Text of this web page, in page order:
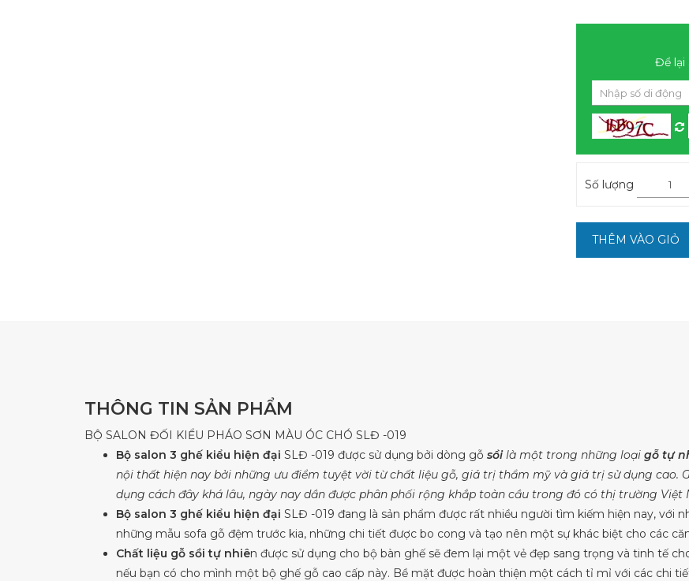
Để lại
Số lượng
THÊM VÀO GIỎ
THÔNG TIN SẢN PHẨM
BỘ SALON ĐỐI KIỂU PHÁO SƠN MÀU ÓC CHÓ SLĐ -019
Bộ salon 3 ghế kiểu hiện đại SLĐ -019 được sử dụng bởi dòng gỗ sồilà một trong những loại gỗ tự
nội thất hiện nay bởi những ưu điểm tuyệt vời từ chất liệu gỗ, giá trị thẩm mỹ và giá trị sử dụng cao.
dụng cách đây khá lâu, ngày nay dần được phân phối rộng khắp toàn cầu trong đó có thị trường Việt
Bộ salon 3 ghế kiểu hiện đại SLĐ -019 đang là sản phẩm được rất nhiều người tìm kiếm hiện nay,
những mẫu sofa gỗ đệm trước kia, những chi tiết được bo cong và tạo nên một sự khác biệt cho các
Chất liệu gỗ sồi tự nhiên được sử dụng cho bộ bàn ghế sẽ đem lại một vẻ đẹp sang trọng và tinh tế
nếu bạn có cho mình một bộ ghế gỗ cao cấp này. Bề mặt được hoàn thiện một cách tỉ mỉ với các chi